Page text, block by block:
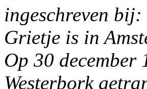
ingeschreven
Grietje is in
Op 30
Westerbork